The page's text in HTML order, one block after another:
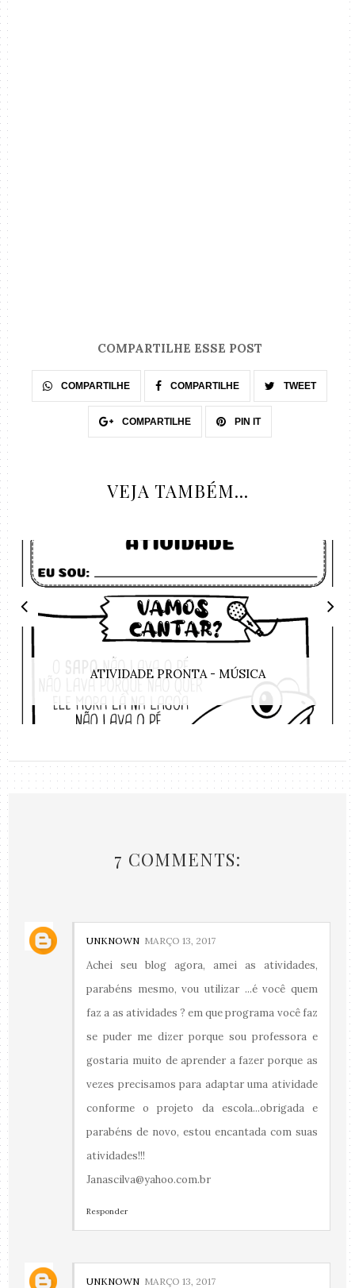
COMPARTILHE ESSE POST
COMPARTILHE COMPARTILHE TWEET
COMPARTILHE PIN IT
VEJA TAMBÉM...
ATIVIDADE PRONTA - MÚSICA
7 COMMENTS:
UNKNOWN MARÇO 13, 2017
Achei seu blog agora, amei as atividades,
parabéns mesmo, vou utilizar ...é você quem
faz a as atividades ? em que programa você faz
se puder me dizer porque sou professora e
gostaria muito de aprender a fazer porque as
vezes precisamos para adaptar uma atividade
conforme o projeto da escola...obrigada e
parabéns de novo, estou encantada com suas
atividades!!!
Janascilva@yahoo.com.br
Responder
UNKNOWN MARÇO 13, 2017